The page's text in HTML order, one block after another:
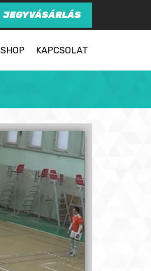
JEGYVÁSÁRLÁS
SHOP KAPCSOLAT